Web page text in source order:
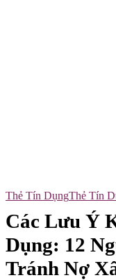
Thẻ Tín DụngThẻ Tín
Các Lưu Ý
Dụng: 12
Tránh Nợ